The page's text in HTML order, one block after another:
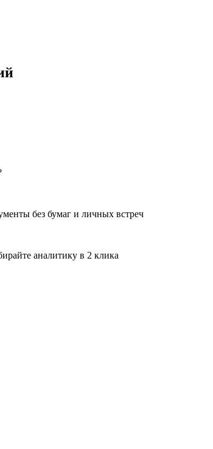
без бумаг и личных встреч
аналитику в 2 клика